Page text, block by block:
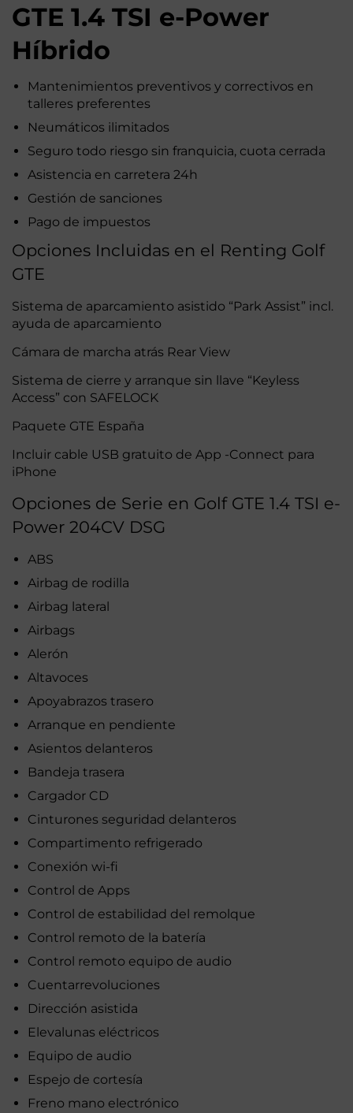
GTE 1.4 TSI e-Power
Híbrido
Mantenimientos preventivos y correctivos en
talleres preferentes
Neumáticos ilimitados
Seguro todo riesgo sin franquicia, cuota cerrada
Asistencia en carretera 24h
Gestión de sanciones
Pago de impuestos
Opciones Incluidas en el Renting Golf
GTE
Sistema de aparcamiento asistido “Park Assist” incl.
ayuda de aparcamiento
Cámara de marcha atrás Rear View
Sistema de cierre y arranque sin llave “Keyless
Access” con SAFELOCK
Paquete GTE España
Incluir cable USB gratuito de App -Connect para
iPhone
Opciones de Serie en Golf GTE 1.4 TSI e-
Power 204CV DSG
ABS
Airbag de rodilla
Airbag lateral
Airbags
Alerón
Altavoces
Apoyabrazos trasero
Arranque en pendiente
Asientos delanteros
Bandeja trasera
Cargador CD
Cinturones seguridad delanteros
Compartimento refrigerado
Conexión wi-fi
Control de Apps
Control de estabilidad del remolque
Control remoto de la batería
Control remoto equipo de audio
Cuentarrevoluciones
Dirección asistida
Elevalunas eléctricos
Equipo de audio
Espejo de cortesía
Freno mano electrónico